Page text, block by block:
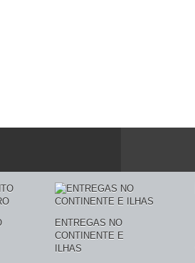
ENTREGAS NO
CONTINENTE E
ILHAS